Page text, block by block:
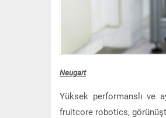
Neugart
Yüksek performanslı ve
fruitcore robotics,